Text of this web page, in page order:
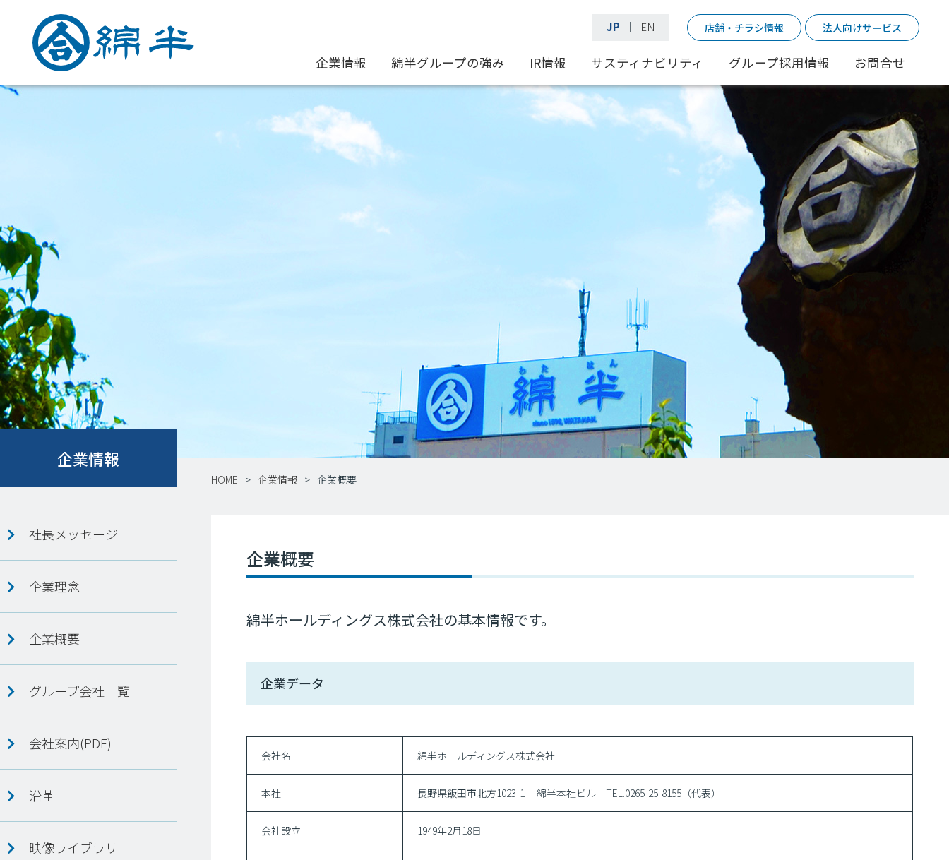
店舗・チラシ情報 法人向けサービス
JP ｜ EN
企業情報 綿半グループの強み IR情報 サスティナビリティ グループ採用情報 お問合せ
企業情報
社長メッセージ
企業理念
企業概要
グループ会社一覧
会社案内(PDF)
沿革
映像ライブラリ
HOME 企業情報 企業概要
企業概要
綿半ホールディングス株式会社の基本情報です。
企業データ
会社名 綿半ホールディングス株式会社
本社 長野県飯田市北方1023-1 綿半本社ビル TEL.0265-25-8155（代表）
会社設立 1949年2月18日